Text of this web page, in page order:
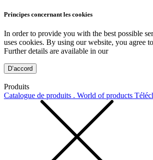
Principes concernant les cookies
In order to provide you with the best possible
uses cookies. By using our website, you agree
Further details are available in our
D’accord
Produits
Catalogue de produits . World of products